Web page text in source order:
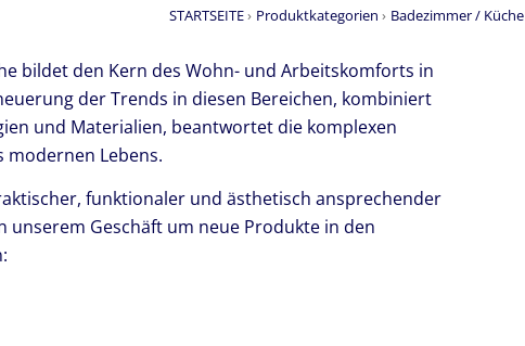
STARTSEITE Produktkategorien Badezimmer / Küche
bildet den Kern des Wohn- und Arbeitskomforts in
der Trends in diesen Bereichen, kombiniert
und Materialien, beantwortet die komplexen
modernen Lebens.
funktionaler und ästhetisch ansprechender
unserem Geschäft um neue Produkte in den